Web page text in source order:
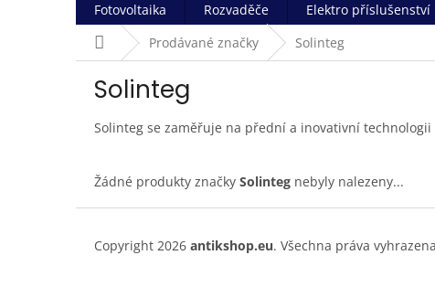
Fotovoltaika Rozvaděče Elektro příslušenství
Domů Prodávané značky Solinteg
Solinteg
Solinteg se zaměřuje na přední a inovativní
Žádné produkty značky Solinteg nebyly nalezeny...
Copyright 2026 antikshop.eu. Všechna práva